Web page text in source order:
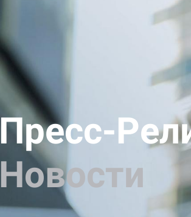
Пресс-
Новости